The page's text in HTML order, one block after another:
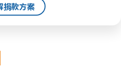
捐款方案